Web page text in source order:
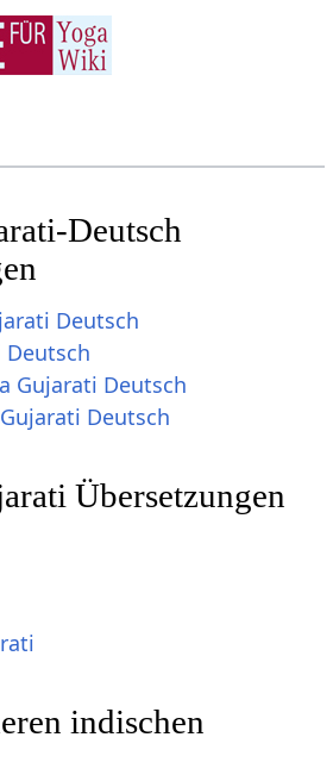
Deutsch
Deutsch
Deutsch
Gujarati Deutsch
Deutsch
Übersetzungen
indischen